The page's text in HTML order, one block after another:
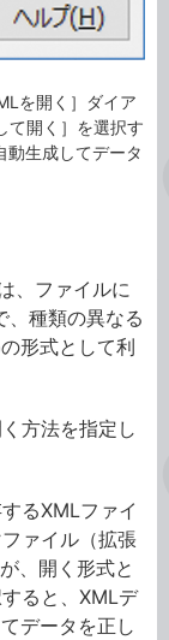
を開く］ダイア
て開く］を選択す
動生成してデータ
、ファイルに
、種類の異なる
形式として利
方法を指定し
るXMLファイ
ァイル（拡張
、開く形式と
ると、XMLデ
データを正し